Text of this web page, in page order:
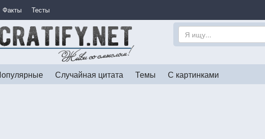
Факты Тесты
Случайная цитата Темы С картинками